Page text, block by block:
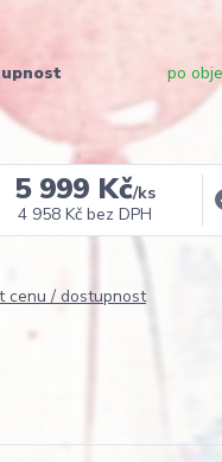
po
5 999 Kč/ks
4 958 Kč bez DPH
cenu / dostupnost